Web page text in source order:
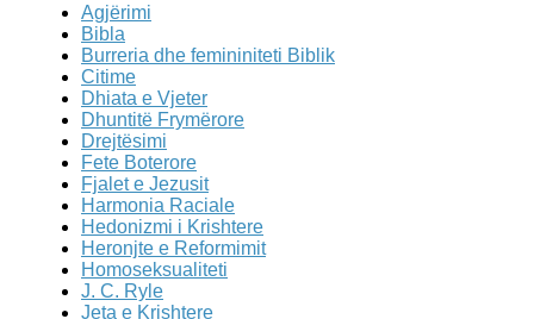
Agjërimi
Bibla
Burreria dhe femininiteti Biblik
Citime
Dhiata e Vjeter
Dhuntitë Frymërore
Drejtësimi
Fete Boterore
Fjalet e Jezusit
Harmonia Raciale
Hedonizmi i Krishtere
Heronjte e Reformimit
Homoseksualiteti
J. C. Ryle
Jeta e Krishtere